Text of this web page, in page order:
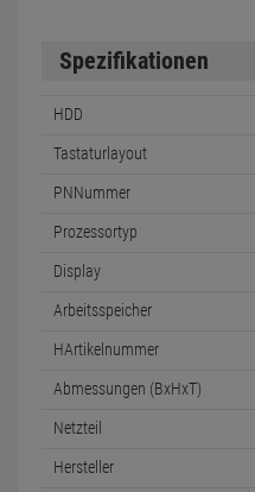
Spezifikationen
HDD
Tastaturlayout
PNNummer
Prozessortyp
Display
Arbeitsspeicher
HArtikelnummer
Abmessungen (BxHxT)
Netzteil
Hersteller